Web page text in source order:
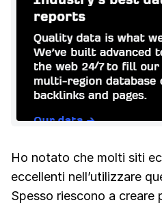
Ho notato che molti siti
eccellenti nell’utilizzare
Spesso riescono a creare